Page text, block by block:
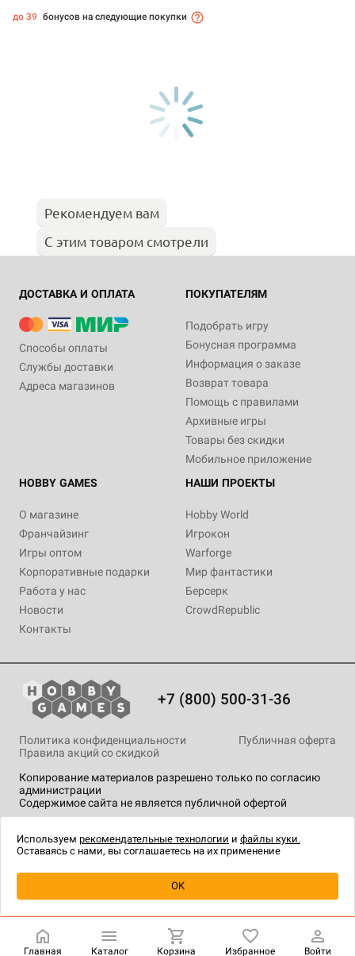
Купить
до 39 бонусов на следующие покупки
Рекомендуем вам
С этим товаром смотрели
ДОСТАВКА И ОПЛАТА
Способы оплаты
Службы доставки
Адреса магазинов
ПОКУПАТЕЛЯМ
Подобрать игру
Бонусная программа
Информация о заказе
Возврат товара
Помощь с правилами
Архивные игры
Товары без скидки
Мобильное приложение
HOBBY GAMES
О магазине
Франчайзинг
Игры оптом
Корпоративные подарки
Работа у нас
Новости
Контакты
НАШИ ПРОЕКТЫ
Hobby World
Игрокон
Warforge
Мир фантастики
Берсерк
CrowdRepublic
+7 (800) 500-31-36
Копирование материалов разрешено только по согласию
администрации
Содержимое сайта не является публичной офертой
Политика конфиденциальности
Публичная оферта
Правила акций со скидкой
технологии.
Главная Каталог Корзина Избранное Войти
Используем рекомендательные технологии и файлы куки.
Оставаясь с нами, вы соглашаетесь на их применение
OK